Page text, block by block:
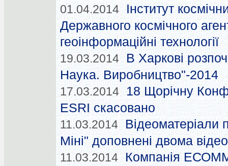
01.04.2014
Інститут
Державного космічного
геоінформаційні технології
19.03.2014
В Харкові
Наука. Виробництво"-2014
17.03.2014 18 Щорічну
ESRI скасовано
11.03.2014
Міні" доповнені двома
11.03.2014
Компанія